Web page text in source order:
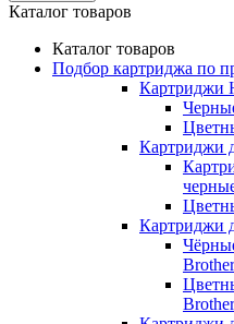
Каталог товаров
Каталог товаров
Подбор картриджа по
Картриджи
Картриджи
Картриджи
Brother
Brother